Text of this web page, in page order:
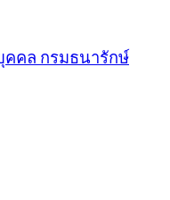
คล กรมธนารักษ์